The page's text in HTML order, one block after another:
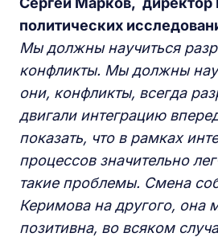
политических
Мы должны научиться
конфликты. Мы должны
они, конфликты, всегда
двигали интеграцию
показать, что в рамках
процессов значительно
такие проблемы. Смена
Керимова на другого, она
позитивна, во всяком